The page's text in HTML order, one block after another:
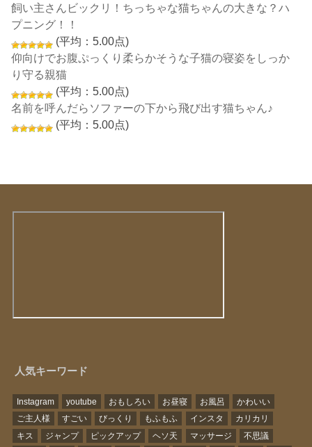
飼い主さんビックリ！ちっちゃな猫ちゃんの大きな？ハ
プニング！！
(平均：5.00点)
仰向けでお腹ぷっくり柔らかそうな子猫の寝姿をしっか
り守る親猫
(平均：5.00点)
名前を呼んだらソファーの下から飛び出す猫ちゃん♪
(平均：5.00点)
人気キーワード
Instagram youtube おもしろい お昼寝 お風呂
かわいい
ご主人様
すごい びっくり もふもふ インスタ
カリカリ
キス
ジャンプ ピックアップ ヘソ天 マッサージ
不思議